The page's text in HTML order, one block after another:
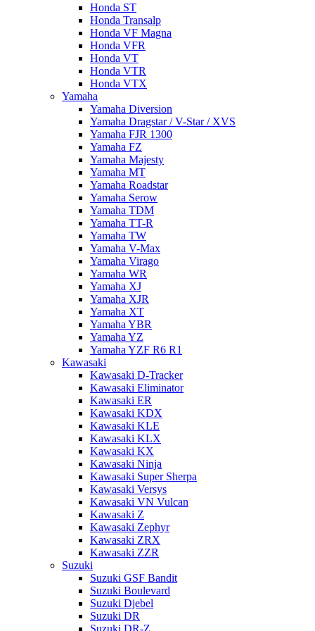
Honda ST
Honda Transalp
Honda VF Magna
Honda VFR
Honda VT
Honda VTR
Honda VTX
Yamaha
Yamaha Diversion
Yamaha Dragstar / V-Star / XVS
Yamaha FJR 1300
Yamaha FZ
Yamaha Majesty
Yamaha MT
Yamaha Roadstar
Yamaha Serow
Yamaha TDM
Yamaha TT-R
Yamaha TW
Yamaha V-Max
Yamaha Virago
Yamaha WR
Yamaha XJ
Yamaha XJR
Yamaha XT
Yamaha YBR
Yamaha YZ
Yamaha YZF R6 R1
Kawasaki
Kawasaki D-Tracker
Kawasaki Eliminator
Kawasaki ER
Kawasaki KDX
Kawasaki KLE
Kawasaki KLX
Kawasaki KX
Kawasaki Ninja
Kawasaki Super Sherpa
Kawasaki Versys
Kawasaki VN Vulcan
Kawasaki Z
Kawasaki Zephyr
Kawasaki ZRX
Kawasaki ZZR
Suzuki
Suzuki GSF Bandit
Suzuki Boulevard
Suzuki Djebel
Suzuki DR
Suzuki DR-Z